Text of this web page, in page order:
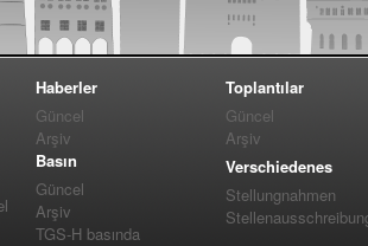
Haberler
Güncel
Arşiv
Basın
Güncel
Arşiv
TGS-H basında
Toplantılar
Güncel
Arşiv
Verschiedenes
Stellungnahmen